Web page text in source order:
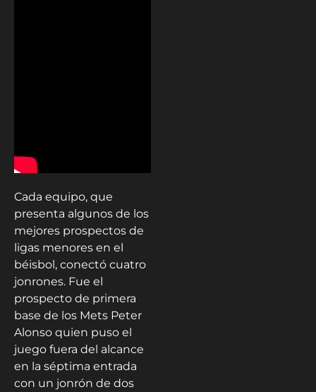
Cada equipo, que
presenta algunos de los
mejores prospectos de
ligas menores en el
béisbol, conectó cuatro
jonrones. Fue el
prospecto de primera
base de los Mets Peter
Alonso quien puso el
juego fuera del alcance
en la séptima entrada
con un jonrón de dos